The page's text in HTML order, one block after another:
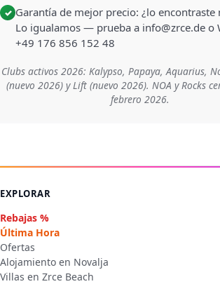
✓ Garantía de mejor precio: ¿lo encontraste
Lo igualamos — prueba a info@zrce.de o
+49 176 856 152 48
Clubs activos 2026: Kalypso, Papaya, Aquarius,
(nuevo 2026) y Lift (nuevo 2026). NOA y Rocks
febrero 2026.
EXPLORAR
Rebajas %
Última Hora
Ofertas
Alojamiento en Novalja
Villas en Zrce Beach